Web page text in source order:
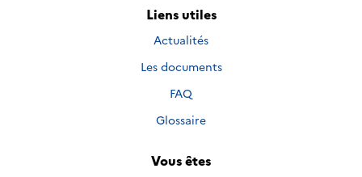
Liens utiles
Actualités
Les documents
FAQ
Glossaire
Vous êtes